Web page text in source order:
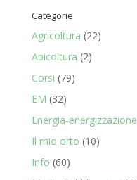
Categorie
Agricoltura (22)
Apicoltura (2)
Corsi (79)
EM (32)
Energia-energizzazione
Il mio orto (10)
Info (60)